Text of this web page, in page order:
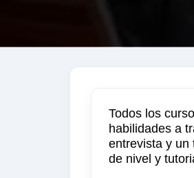
Todos los
habilidades a
entrevista y un
de nivel y